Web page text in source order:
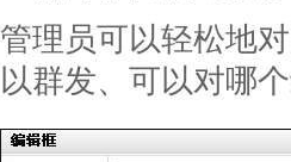
管理员可以轻松地
以群发、可以对哪